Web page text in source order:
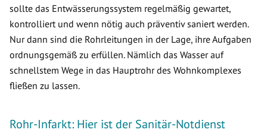
sollte das Entwässerungssystem regelmäßig gewartet,
kontrolliert und wenn nötig auch präventiv saniert werden.
Nur dann sind die Rohrleitungen in der Lage, ihre Aufgaben
ordnungsgemäß zu erfüllen. Nämlich das Wasser auf
schnellstem Wege in das Hauptrohr des Wohnkomplexes
fließen zu lassen.
Rohr-Infarkt: Hier ist der Sanitär-Notdienst